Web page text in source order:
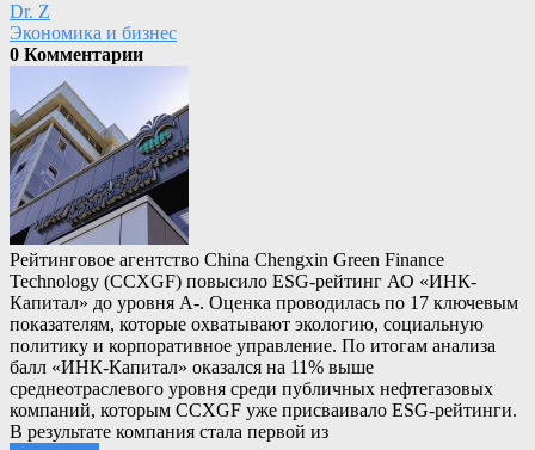
Dr. Z
Экономика и бизнес
0 Комментарии
Рейтинговое агентство China Chengxin Green Finance
Technology (CCXGF) повысило ESG-рейтинг АО «ИНК-
Капитал» до уровня A-. Оценка проводилась по 17 ключевым
показателям, которые охватывают экологию, социальную
политику и корпоративное управление. По итогам анализа
балл «ИНК-Капитал» оказался на 11% выше
среднеотраслевого уровня среди публичных нефтегазовых
компаний, которым CCXGF уже присваивало ESG-рейтинги.
В результате компания стала первой из